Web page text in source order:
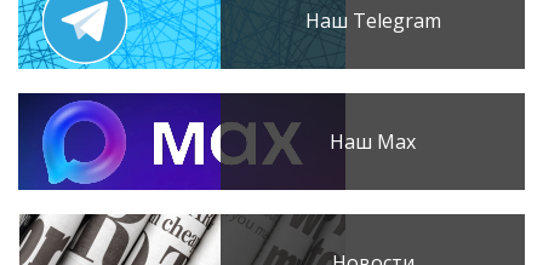
Наш Telegram
Наш Max